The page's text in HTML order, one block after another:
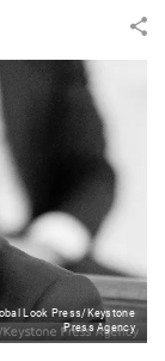
Look Press/Keystone
Press Agency